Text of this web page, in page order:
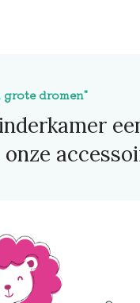
grote dromen"